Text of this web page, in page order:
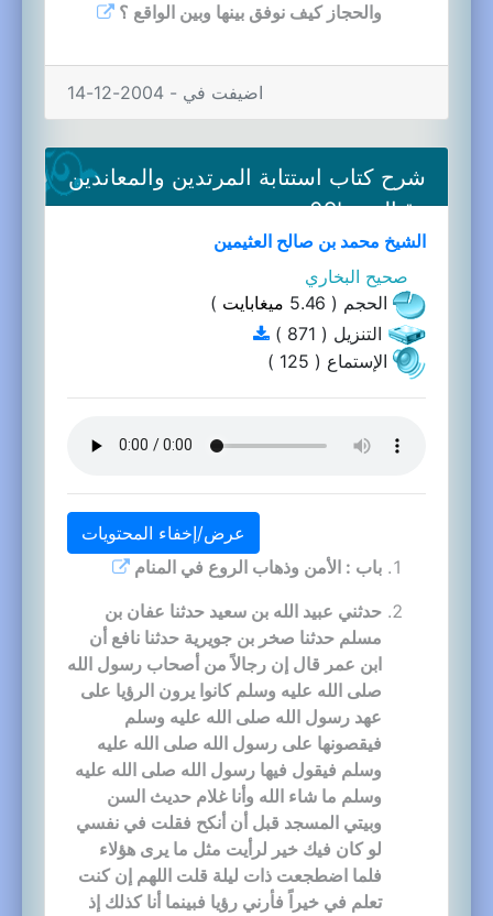
والحجاز كيف نوفق بينها وبين الواقع ؟
اضيفت في - 2004-12-14
شرح كتاب استتابة المرتدين والمعاندين
وقتالهم-09b
الشيخ محمد بن صالح العثيمين
صحيح البخاري
الحجم ( 5.46
ميغابايت )
التنزيل ( 871 )
الإستماع ( 125 )
عرض/إخفاء المحتويات
باب : الأمن وذهاب الروع في المنام
حدثني عبيد الله بن سعيد حدثنا عفان بن
مسلم حدثنا صخر بن جويرية حدثنا نافع أن
ابن عمر قال إن رجالاً من أصحاب رسول الله
صلى الله عليه وسلم كانوا يرون الرؤيا على
عهد رسول الله صلى الله عليه وسلم
فيقصونها على رسول الله صلى الله عليه
وسلم فيقول فيها رسول الله صلى الله عليه
وسلم ما شاء الله وأنا غلام حديث السن
وبيتي المسجد قبل أن أنكح فقلت في نفسي
لو كان فيك خير لرأيت مثل ما يرى هؤلاء
فلما اضطجعت ذات ليلة قلت اللهم إن كنت
تعلم في خيراً فأرني رؤيا فبينما أنا كذلك إذ